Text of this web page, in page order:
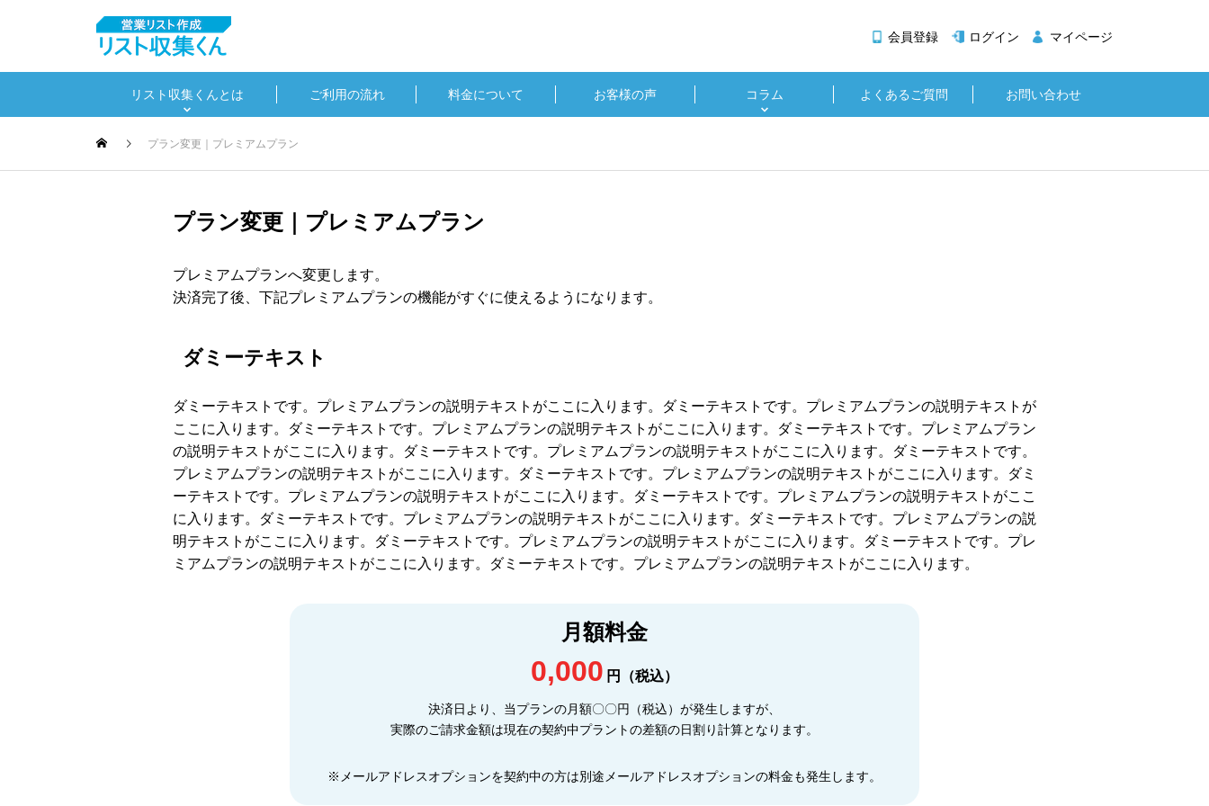
会員登録 ログイン マイページ
リスト収集くんとは ご利用の流れ 料金について お客様の声 コラム よくあるご質問 お問い合わせ
プラン変更｜プレミアムプラン
プラン変更｜プレミアムプラン
プレミアムプランへ変更します。
決済完了後、下記プレミアムプランの機能がすぐに使えるようになります。
ダミーテキスト
ダミーテキストです。プレミアムプランの説明テキストがここに入ります。ダミーテキストです。プレミアムプランの説明テキストが
ここに入ります。ダミーテキストです。プレミアムプランの説明テキストがここに入ります。ダミーテキストです。プレミアムプラン
の説明テキストがここに入ります。ダミーテキストです。プレミアムプランの説明テキストがここに入ります。ダミーテキストです。
プレミアムプランの説明テキストがここに入ります。ダミーテキストです。プレミアムプランの説明テキストがここに入ります。ダミ
ーテキストです。プレミアムプランの説明テキストがここに入ります。ダミーテキストです。プレミアムプランの説明テキストがここ
に入ります。ダミーテキストです。プレミアムプランの説明テキストがここに入ります。ダミーテキストです。プレミアムプランの説
明テキストがここに入ります。ダミーテキストです。プレミアムプランの説明テキストがここに入ります。ダミーテキストです。プレ
ミアムプランの説明テキストがここに入ります。ダミーテキストです。プレミアムプランの説明テキストがここに入ります。
月額料金
0,000 円（税込）
決済日より、当プランの月額〇〇円（税込）が発生しますが、
実際のご請求金額は現在の契約中プラントの差額の日割り計算となります。
※メールアドレスオプションを契約中の方は別途メールアドレスオプションの料金も発生します。